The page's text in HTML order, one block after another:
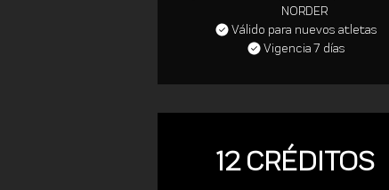
NORDER
Válido para nuevos atletas
Vigencia 7 días
12 CRÉDITOS